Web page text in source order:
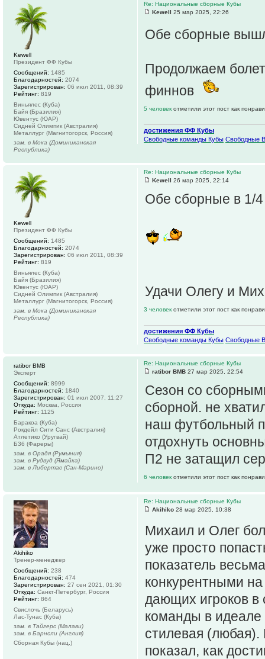
Re: Национальные сборные Кубы
Kewell 25 мар 2025, 22:26
Обе сборные
Продолжаем
финнов
5 человек отметили этот пост как
достижения ФФ Кубы
Свободные команды Кубы Свободные
Kewell
Президент ФФ Кубы
Сообщений: 1485
Благодарностей: 2074
Зарегистрирован: 06 июл 2011, 08:39
Рейтинг: 819
Виньялес (Куба)
Байя (Бразилия)
Ювентус (ЮАР)
Сидней Олимпик (Австралия)
Металлург (Магнитогорск, Россия)
зам. в Мока (Доминиканская
Республика)
Re: Национальные сборные Кубы
Kewell 26 мар 2025, 22:14
Обе сборные в 1/
Удачи Олегу и
3 человек отметили этот пост как
достижения ФФ Кубы
Свободные команды Кубы Свободные
Kewell
Президент ФФ Кубы
Сообщений: 1485
Благодарностей: 2074
Зарегистрирован: 06 июл 2011, 08:39
Рейтинг: 819
Виньялес (Куба)
Байя (Бразилия)
Ювентус (ЮАР)
Сидней Олимпик (Австралия)
Металлург (Магнитогорск, Россия)
зам. в Мока (Доминиканская
Республика)
Re: Национальные сборные Кубы
ratibor BMB 27 мар 2025, 22:54
Сезон со
сборной. не
наш футбольный
отдохнуть
П2 не затащил
6 человек отметили этот пост как
ratibor BMB
Эксперт
Сообщений: 8999
Благодарностей: 1840
Зарегистрирован: 01 июл 2007, 11:27
Откуда: Москва, Россия
Рейтинг: 1125
Баракоа (Куба)
Рокдейл Сити Санс (Австралия)
Атлетико (Уругвай)
Б36 (Фареры)
зам. в Орадя (Румыния)
зам. в Рудвуд (Ямайка)
зам. в Либертас (Сан-Марино)
Re: Национальные сборные Кубы
Akihiko 28 мар 2025, 10:38
Михаил и Олег
уже просто
показатель
конкурентными
дающих игроков в
команды в идеале
стилевая
показал, как
Akihiko
Тренер-менеджер
Сообщений: 238
Благодарностей: 474
Зарегистрирован: 27 сен 2021, 01:30
Откуда: Санкт-Петербург, Россия
Рейтинг: 864
Свислочь (Беларусь)
Лас-Тунас (Куба)
зам. в Тайгерс (Малави)
зам. в Барнсли (Англия)
Сборная Кубы (нац.)